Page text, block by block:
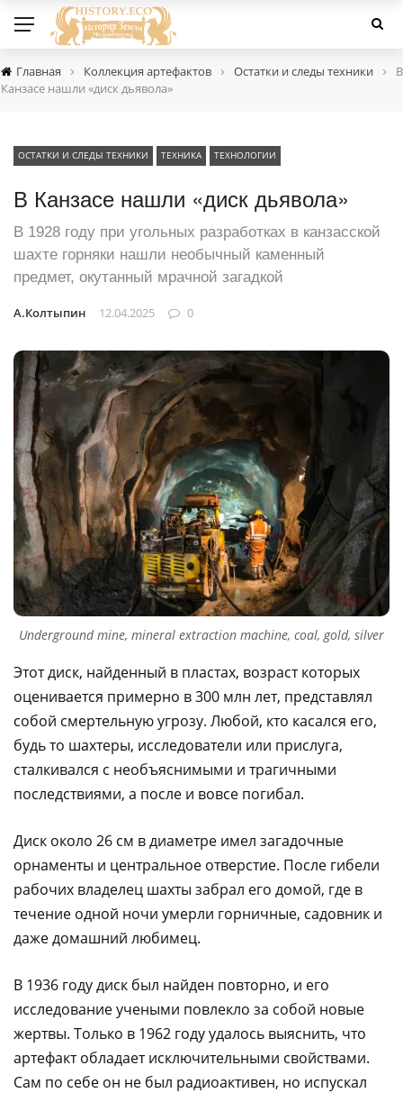
Главная › Коллекция артефактов › Остатки и следы техники ›
В
Канзасе нашли «диск дьявола»
ОСТАТКИ И СЛЕДЫ ТЕХНИКИ ТЕХНИКА ТЕХНОЛОГИИ
В Канзасе нашли «диск дьявола»
В 1928 году при угольных разработках в канзасской
шахте горняки нашли необычный каменный
предмет, окутанный мрачной загадкой
А.Колтыпин 12.04.2025 0
Underground mine, mineral extraction machine, coal, gold, silver
Этот диск, найденный в пластах, возраст которых
оценивается примерно в 300 млн лет, представлял
собой смертельную угрозу. Любой, кто касался его,
будь то шахтеры, исследователи или прислуга,
сталкивался с необъяснимыми и трагичными
последствиями, а после и вовсе погибал.
Диск около 26 см в диаметре имел загадочные
орнаменты и центральное отверстие. После гибели
рабочих владелец шахты забрал его домой, где в
течение одной ночи умерли горничные, садовник и
даже домашний любимец.
В 1936 году диск был найден повторно, и его
исследование учеными повлекло за собой новые
жертвы. Только в 1962 году удалось выяснить, что
артефакт обладает исключительными свойствами.
Сам по себе он не был радиоактивен, но испускал